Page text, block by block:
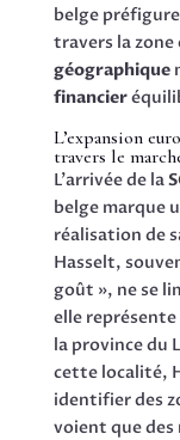
belge
travers la
géographique
financier
L’expansion
travers le
L’arrivée de la
belge marque
réalisation de
Hasselt,
goût », ne se
elle
la province du
cette localité,
identifier des
voient que des